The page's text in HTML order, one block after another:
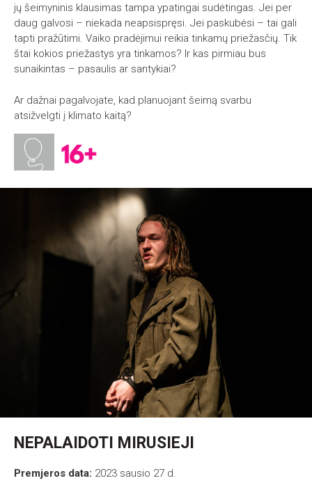
jų šeimyninis klausimas tampa ypatingai sudėtingas. Jei per
daug galvosi – niekada neapsispręsi. Jei paskubėsi – tai gali
tapti pražūtimi. Vaiko pradėjimui reikia tinkamų priežasčių. Tik
štai kokios priežastys yra tinkamos? Ir kas pirmiau bus
sunaikintas – pasaulis ar santykiai?
Ar dažnai pagalvojate, kad planuojant šeimą svarbu
atsižvelgti į klimato kaitą?
NEPALAIDOTI MIRUSIEJI
Premjeros data: 2023 sausio 27 d.